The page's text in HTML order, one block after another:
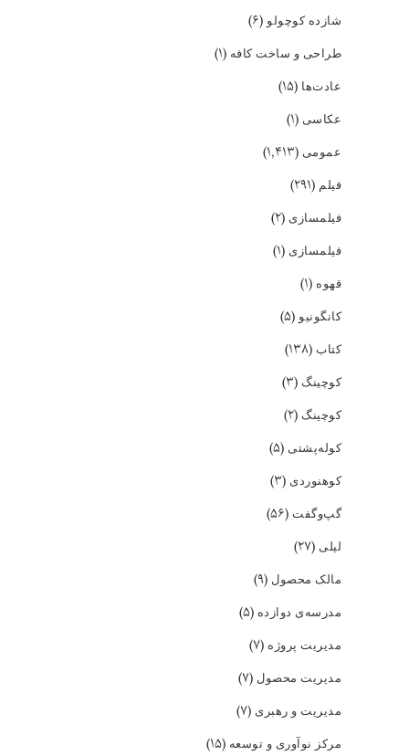
شازده کوچولو(۶)
طراحی و ساخت کافه (۱)
عادت‌ها (۱۵)
عکاسی (۱)
عمومی (۱,۴۱۳)
فیلم (۲۹۱)
فیلمسازی (۲)
فیلمسازی (۱)
قهوه (۱)
کانگونیو(۵)
کتاب (۱۳۸)
کوچینگ (۳)
کوچینگ (۲)
کوله‌پشتی (۵)
کوهنوردی (۳)
گپ‌و‌گفت (۵۶)
لیلی (۲۷)
مالک محصول (۹)
مدرسه‌ی دوازده (۵)
مدیریت پروژه (۷)
مدیریت محصول (۷)
مدیریت و رهبری (۷)
مرکز نوآوری و توسعه (۱۵)